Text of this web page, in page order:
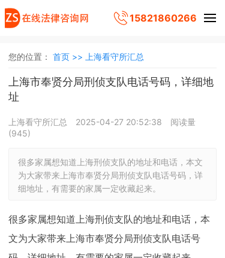
15821860266
您的位置： 首页 >> 上海看守所汇总
上海市奉贤分局刑侦支队电话号码，详细地
址
上海看守所汇总 2025-04-27 20:52:38
阅读量
(945)
很多家属想知道上海刑侦支队的地址和电话，本文
为大家带来上海市奉贤分局刑侦支队电话号码，详
细地址，有需要的家属一定收藏起来。
很多家属想知道上海刑侦支队的地址和电话，本
文为大家带来上海市奉贤分局刑侦支队电话号